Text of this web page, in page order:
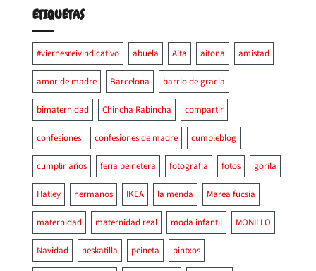
ETIQUETAS
#viernesreivindicativo abuela Aita aitona amistad
amor de madre Barcelona barrio de gracia
bimaternidad Chincha Rabincha compartir
confesiones confesiones de madre cumpleblog
cumplir años feria peinetera fotografia fotos gorila
Hatley hermanos IKEA la menda Marea fucsia
maternidad maternidad real moda infantil MONILLO
Navidad neskatilla peineta pintxos